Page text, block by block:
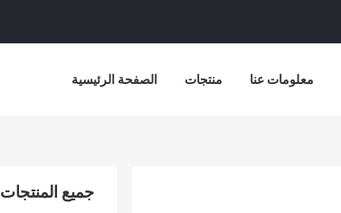
الصفحة الرئيسية منتجات معلومات عنا
جميع المنتجات